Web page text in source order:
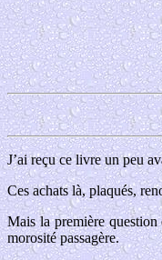
J’ai reçu ce livre un peu
Ces achats là, plaqués,
Mais la première question
morosité passagère.